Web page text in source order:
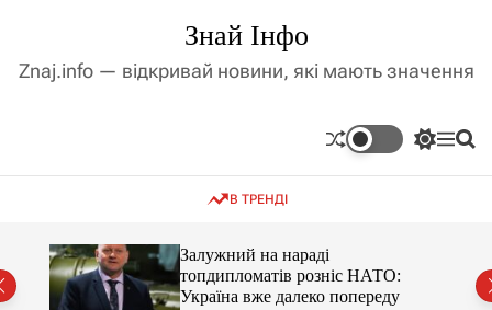
д
і
с
Знай Інфо
Znaj.info — відкривай новини, які мають значення
П
а
ч
М П
В ТРЕНДІ
Залужний на нараді
топдипломатів розніс НАТО:
Україна вже далеко попереду